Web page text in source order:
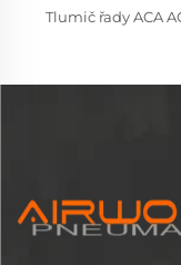
Tlumič řady ACA